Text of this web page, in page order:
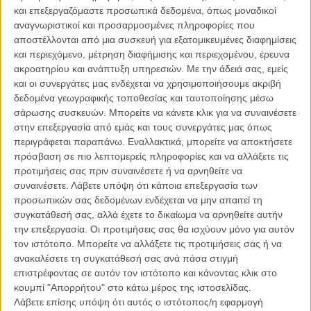
και επεξεργαζόμαστε προσωπικά δεδομένα, όπως μοναδικοί
αναγνωριστικοί και προσαρμοσμένες πληροφορίες που
αποστέλλονται από μια συσκευή για εξατομικευμένες διαφημίσεις
και περιεχόμενο, μέτρηση διαφήμισης και περιεχομένου, έρευνα
ακροατηρίου και ανάπτυξη υπηρεσιών. Με την άδειά σας, εμείς
και οι συνεργάτες μας ενδέχεται να χρησιμοποιήσουμε ακριβή
δεδομένα γεωγραφικής τοποθεσίας και ταυτοποίησης μέσω
σάρωσης συσκευών. Μπορείτε να κάνετε κλικ για να συναινέσετε
στην επεξεργασία από εμάς και τους συνεργάτες μας όπως
περιγράφεται παραπάνω. Εναλλακτικά, μπορείτε να αποκτήσετε
πρόσβαση σε πιο λεπτομερείς πληροφορίες και να αλλάξετε τις
προτιμήσεις σας πριν συναινέσετε ή να αρνηθείτε να
συναινέσετε. Λάβετε υπόψη ότι κάποια επεξεργασία των
προσωπικών σας δεδομένων ενδέχεται να μην απαιτεί τη
συγκατάθεσή σας, αλλά έχετε το δικαίωμα να αρνηθείτε αυτήν
την επεξεργασία. Οι προτιμήσεις σας θα ισχύουν μόνο για αυτόν
τον ιστότοπο. Μπορείτε να αλλάξετε τις προτιμήσεις σας ή να
ανακαλέσετε τη συγκατάθεσή σας ανά πάσα στιγμή
επιστρέφοντας σε αυτόν τον ιστότοπο και κάνοντας κλικ στο
κουμπί "Απορρήτου" στο κάτω μέρος της ιστοσελίδας.
Λάβετε επίσης υπόψη ότι αυτός ο ιστότοπος/η εφαρμογή
τον Ωνάση, υπάρχουν κι άλλοι. Οπότε δεν με προβλημάτισε αυτό
τόσο πολύ, όσο η ελληνικότητά του,ήταν σωστό να παίξω έναν
Ελληνα; Ενας ηθοποιός πρέπει να μπορεί να παίξει οτιδήποτε,
αλλά συγχρόνως αν δεν μοιάζω καθόλου με Ελληνα… Κατάλαβες,
σκέφτηκα, ο Καρναβάς με συμπαθεί υπεροβλικά και δεν βλέπει
μπροστά του! (γέλια) Μετά όμως σκέφτηκα το παράδειγμα του
Κορλεόνε στον «Νονό». Λέω, όχι ότι οι δυο ταινίες μοιάζουν, αλλά
δες τον Μάρλον Μπράντο. Δεν έχει γραμμάριο ιταλικού αίματος
μέσα του. Δεν έχει τίποτε απολύτως ιταλικό, αλλά κατασκεύασε
αυτόν τον ήρωα που έμεινε κλασικός. Σκέφτηκα και τον Μπαρτ
Λάνκαστερ, τόσο Αμερικανός που τον λες και καουμπόη, κι όμως,
παρά τη ρωμαλέα σωματικότητά του, βρήκε στον «Γατόπαρδο» την
κομψότητα του Σικελού αριστοκράτη.